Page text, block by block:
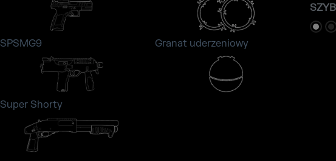
SPSMG9
Super Shorty
Granat uderzeniowy